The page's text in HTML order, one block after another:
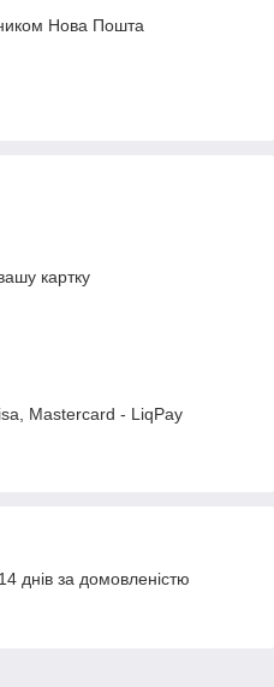
Нова Пошта
картку
Mastercard - LiqPay
днів за домовленістю